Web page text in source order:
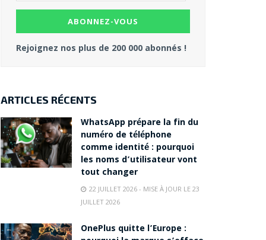
Rejoignez nos plus de 200 000 abonnés !
ARTICLES RÉCENTS
WhatsApp prépare la fin du
numéro de téléphone
comme identité : pourquoi
les noms d’utilisateur vont
tout changer
22 JUILLET 2026 - MISE À JOUR LE 23
JUILLET 2026
OnePlus quitte l’Europe :